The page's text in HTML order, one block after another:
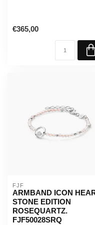
€365,00
FJF
ARMBAND ICON
STONE EDITION
ROSEQUARTZ.
FJF50028SRQ